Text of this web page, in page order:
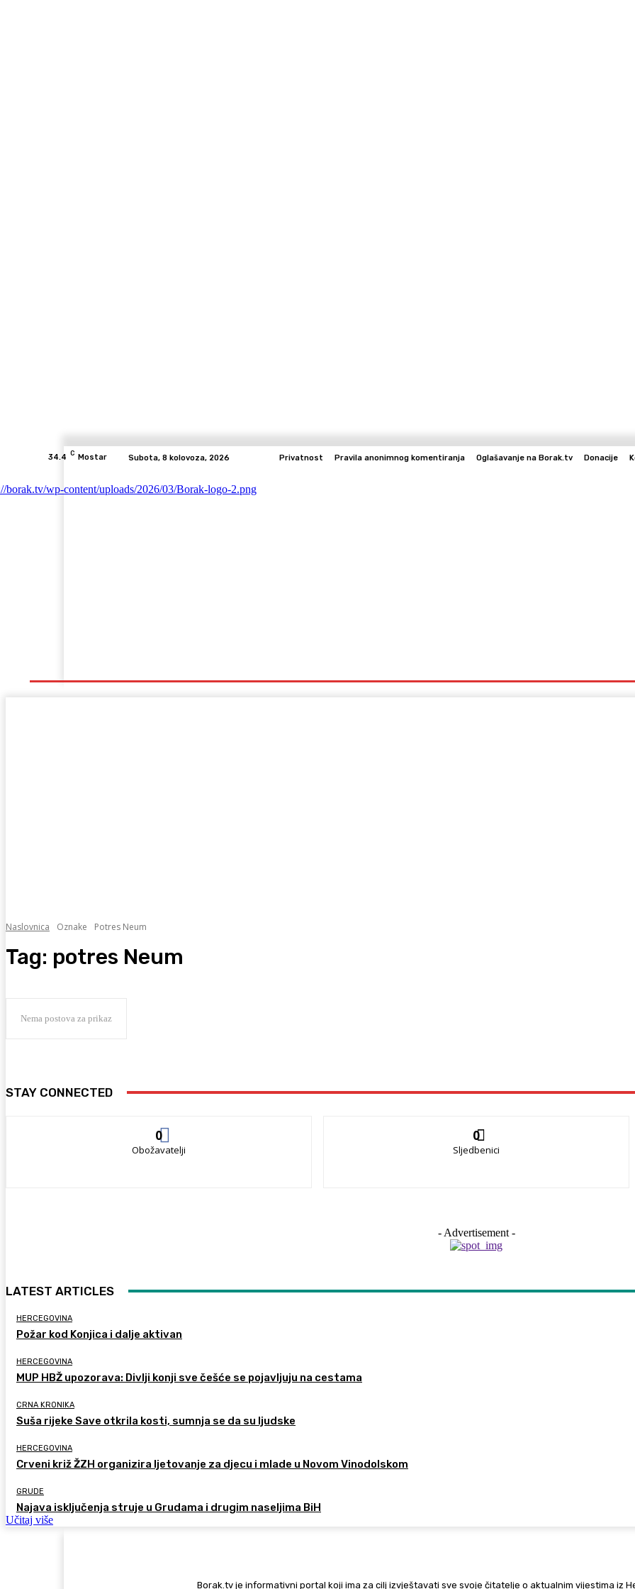
34.4 C Mostar Subota, 8 kolovoza, 2026 Privatnost Pravila anonimnog komentiranja Oglašavanje na Borak.tv Donacije
Naslovnica Oznake Potres Neum
Tag: potres Neum
Nema postova za prikaz
STAY CONNECTED
0
Obožavatelji
0
Sljedbenici
- Advertisement -
LATEST ARTICLES
HERCEGOVINA
Požar kod Konjica i dalje aktivan
HERCEGOVINA
MUP HBŽ upozorava: Divlji konji sve češće se pojavljuju na cestama
CRNA KRONIKA
Suša rijeke Save otkrila kosti, sumnja se da su ljudske
HERCEGOVINA
Crveni križ ŽZH organizira ljetovanje za djecu i mlade u Novom Vinodolskom
GRUDE
Najava isključenja struje u Grudama i drugim naseljima BiH
Učitaj više
Borak.tv je informativni portal koji ima za cilj izvještavati sve svoje čitatelje o aktualnim vijestima iz